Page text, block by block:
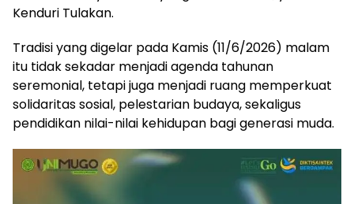
Kenduri Tulakan.
Tradisi yang digelar pada Kamis (11/6/2026) malam
itu tidak sekadar menjadi agenda tahunan
seremonial, tetapi juga menjadi ruang memperkuat
solidaritas sosial, pelestarian budaya, sekaligus
pendidikan nilai-nilai kehidupan bagi generasi muda.